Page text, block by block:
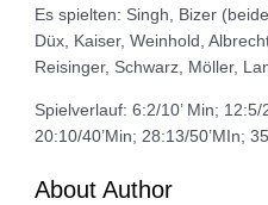
Es spielten: Singh, Bizer
Düx, Kaiser, Weinhold,
Reisinger, Schwarz, Möller,
Spielverlauf: 6:2/10’ Min; 12:5/
20:10/40’Min; 28:13/50’MIn;
About Author